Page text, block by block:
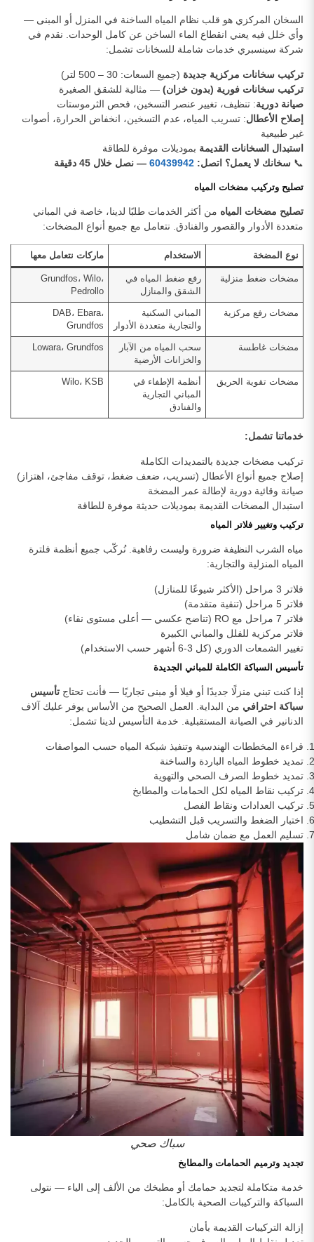
السخان المركزي هو قلب نظام المياه الساخنة في المنزل أو المبنى —
وأي خلل فيه يعني انقطاع الماء الساخن عن كامل الوحدات. نقدم في
شركة سينسبري خدمات شاملة للسخانات تشمل:
تركيب سخانات مركزية جديدة (جميع السعات: 30 – 500 لتر)
تركيب سخانات فورية (بدون خزان) — مثالية للشقق الصغيرة
صيانة دورية: تنظيف، تغيير عنصر التسخين، فحص الثرموستات
إصلاح الأعطال: تسريب المياه، عدم التسخين، انخفاض الحرارة، أصوات
غير طبيعية
استبدال السخانات القديمة بموديلات موفرة للطاقة
📞 سخانك لا يعمل؟ اتصل: 60439942 — نصل خلال 45 دقيقة
تصليح وتركيب مضخات المياه
تصليح مضخات المياه من أكثر الخدمات طلبًا لدينا، خاصة في المباني
متعددة الأدوار والقصور والفنادق. نتعامل مع جميع أنواع المضخات:
نوع المضخة الاستخدام ماركات نتعامل معها
مضخات ضغط منزلية
رفع ضغط المياه في
الشقق والمنازل
Grundfos، Wilo،
Pedrollo
مضخات رفع مركزية
المباني السكنية
والتجارية متعددة الأدوار
DAB، Ebara،
Grundfos
مضخات غاطسة
سحب المياه من الآبار
والخزانات الأرضية
Lowara، Grundfos
مضخات تقوية الحريق
أنظمة الإطفاء في
المباني التجارية
والفنادق
Wilo، KSB
خدماتنا تشمل:
تركيب مضخات جديدة بالتمديدات الكاملة
إصلاح جميع أنواع الأعطال (تسريب، ضعف ضغط، توقف مفاجئ، اهتزاز)
صيانة وقائية دورية لإطالة عمر المضخة
استبدال المضخات القديمة بموديلات حديثة موفرة للطاقة
تركيب وتغيير فلاتر المياه
مياه الشرب النظيفة ضرورة وليست رفاهية. نُركّب جميع أنظمة فلترة
المياه المنزلية والتجارية:
فلاتر 3 مراحل (الأكثر شيوعًا للمنازل)
فلاتر 5 مراحل (تنقية متقدمة)
فلاتر 7 مراحل مع RO (تناضح عكسي — أعلى مستوى نقاء)
فلاتر مركزية للفلل والمباني الكبيرة
تغيير الشمعات الدوري (كل 3-6 أشهر حسب الاستخدام)
تأسيس السباكة الكاملة للمباني الجديدة
إذا كنت تبني منزلًا جديدًا أو فيلا أو مبنى تجاريًا — فأنت تحتاج تأسيس
سباكة احترافي من البداية. العمل الصحيح من الأساس يوفر عليك آلاف
الدنانير في الصيانة المستقبلية. خدمة التأسيس لدينا تشمل:
قراءة المخططات الهندسية وتنفيذ شبكة المياه حسب المواصفات
تمديد خطوط المياه الباردة والساخنة
تمديد خطوط الصرف الصحي والتهوية
تركيب نقاط المياه لكل الحمامات والمطابخ
تركيب العدادات ونقاط الفصل
اختبار الضغط والتسريب قبل التشطيب
تسليم العمل مع ضمان شامل
سباك صحي
تجديد وترميم الحمامات والمطابخ
خدمة متكاملة لتجديد حمامك أو مطبخك من الألف إلى الياء — نتولى
السباكة والتركيبات الصحية بالكامل:
إزالة التركيبات القديمة بأمان